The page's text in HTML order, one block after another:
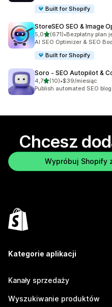
Built for Shopify
StoreSEO SEO & Image
5,0na 5 gwiazdek
(671)
Łączna liczba recenzji: 671
•Bezpłatny plan
AI SEO Optimizer & SEO
Built for Shopify
Soro ‑ SEO Autopilot &
4,7na 5 gwiazdek
(10)
Łączna liczba recenzji: 10
•$39/miesiąc
Publish automated SEO
Chcesz
Wypróbuj Shopify
Kategorie aplikacji
Kanały sprzedaży
Wyszukiwanie produktów